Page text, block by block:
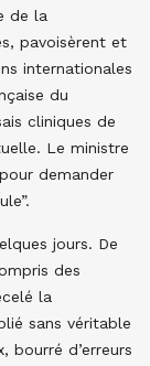
de la
pavoisèrent et
internationales
du
cliniques de
Le ministre
demander
jours. De
des
la
sans véritable
d’erreurs